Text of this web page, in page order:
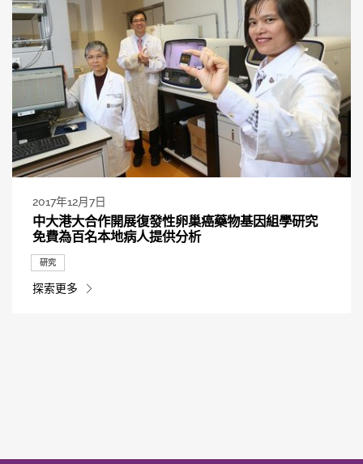
2017年12月7日
中大港大合作開展復發性卵巢癌藥物基因組學研究
免費為百名本地病人提供分析
研究
探索更多